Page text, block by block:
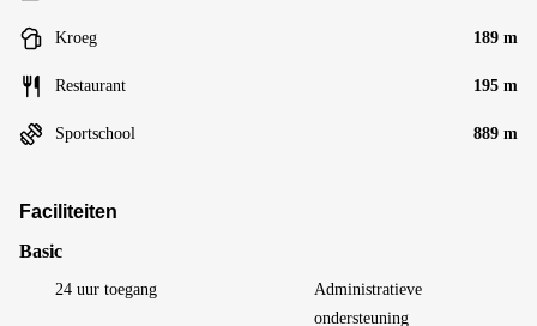
Kroeg 189 m
Restaurant 195 m
Sportschool 889 m
Faciliteiten
Basic
24 uur toegang
Administratieve
ondersteuning